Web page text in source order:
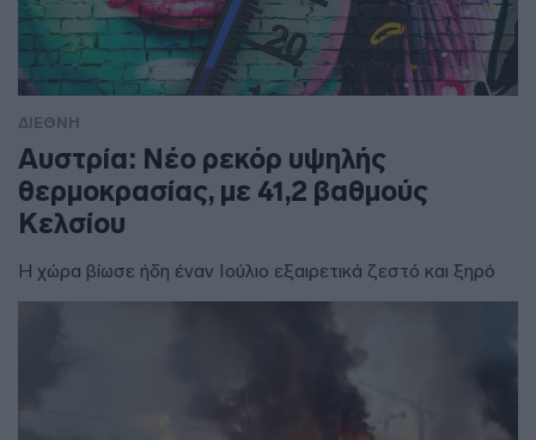
ΔΙΕΘΝΗ
Αυστρία: Νέο ρεκόρ υψηλής
θερμοκρασίας, με 41,2 βαθμούς
Κελσίου
Η χώρα βίωσε ήδη έναν Ιούλιο εξαιρετικά ζεστό και ξηρό